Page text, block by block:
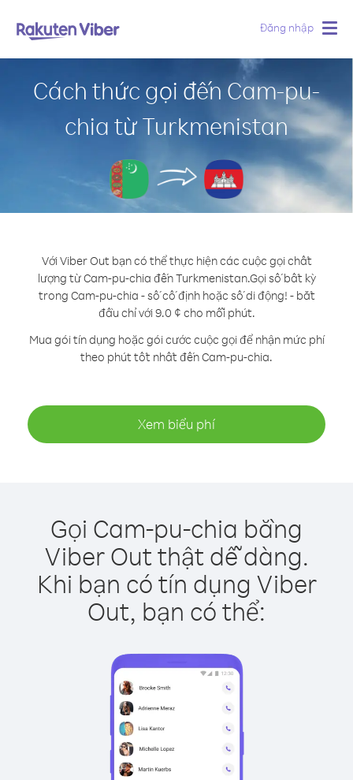
Đăng nhập
Cách thức gọi đến Cam-pu-
chia từ Turkmenistan
Với Viber Out bạn có thể thực hiện các cuộc gọi chất
lượng từ Cam-pu-chia đến Turkmenistan.Gọi số bất kỳ
trong Cam-pu-chia - số cố định hoặc số di động! - bắt
đầu chỉ với 9.0 ¢ cho mỗi phút.
Mua gói tín dụng hoặc gói cước cuộc gọi để nhận mức phí
theo phút tốt nhất đến Cam-pu-chia.
Xem biểu phí
Gọi Cam-pu-chia bằng
Viber Out thật dễ dàng.
Khi bạn có tín dụng Viber
Out, bạn có thể: